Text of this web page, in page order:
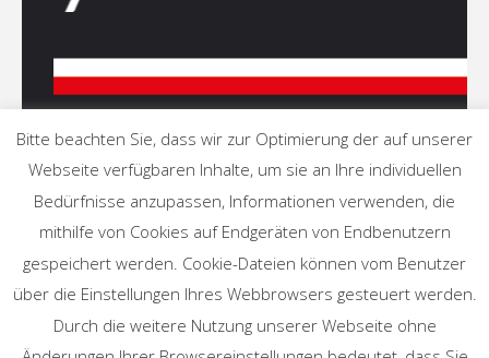
©2022 Związek Stowarzyszeń Niemieckich Warmii i Mazur
Bitte beachten Sie, dass wir zur Optimierung der auf unserer
Webseite verfügbaren Inhalte, um sie an Ihre individuellen
Bedürfnisse anzupassen, Informationen verwenden, die
mithilfe von Cookies auf Endgeräten von Endbenutzern
gespeichert werden. Cookie-Dateien können vom Benutzer
über die Einstellungen Ihres Webbrowsers gesteuert werden.
Durch die weitere Nutzung unserer Webseite ohne